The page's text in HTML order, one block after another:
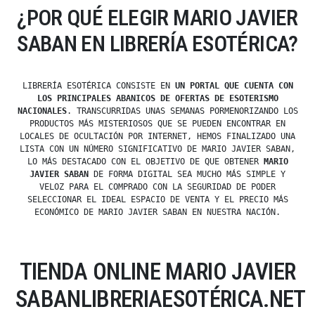
¿POR QUÉ ELEGIR MARIO JAVIER
SABAN EN LIBRERÍA ESOTÉRICA?
LIBRERÍA ESOTÉRICA CONSISTE EN UN PORTAL QUE CUENTA CON
LOS PRINCIPALES ABANICOS DE OFERTAS DE ESOTERISMO
NACIONALES. TRANSCURRIDAS UNAS SEMANAS PORMENORIZANDO LOS
PRODUCTOS MÁS MISTERIOSOS QUE SE PUEDEN ENCONTRAR EN
LOCALES DE OCULTACIÓN POR INTERNET, HEMOS FINALIZADO UNA
LISTA CON UN NÚMERO SIGNIFICATIVO DE MARIO JAVIER SABAN,
LO MÁS DESTACADO CON EL OBJETIVO DE QUE OBTENER
MARIO
JAVIER SABAN
DE FORMA DIGITAL SEA MUCHO MÁS SIMPLE Y
VELOZ PARA EL COMPRADO CON LA SEGURIDAD DE PODER
SELECCIONAR EL IDEAL ESPACIO DE VENTA Y EL PRECIO MÁS
ECONÓMICO DE MARIO JAVIER SABAN EN NUESTRA NACIÓN.
TIENDA ONLINE MARIO JAVIER
SABANLIBRERIAESOTÉRICA.NET